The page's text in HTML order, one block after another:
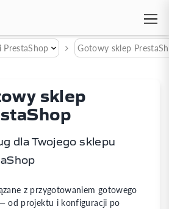
PrestaShop Gotowy sklep
sklep
dla Twojego sklepu
z przygotowaniem gotowego
od projektu i konfiguracji po